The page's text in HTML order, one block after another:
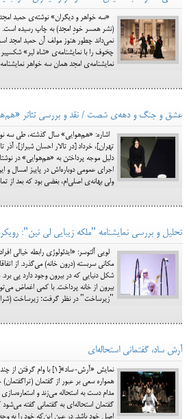
(نشر همسر خودِ امجد) به چاپ رسیده است.
نمی‌داند چطور هنوز مولف آن حمید امجد
چخوف را با نمایشنامه‌ی «شاه لیر»
نمایشنامه‌ی امجد همان سه خواهر
عشق و جنگ و دهه‌ی شصت / نقد و بررسی تئاتر
اشاره: «هم‌هوایی» سال گذشته، طی سه
تهران]، خرداد [در تالار احسان شیراز]،
دلیل موجه پرداختن به «هم‌هوایی» در
ولی بهانه‌ی اصلی‌ام، بغضی بود که بعد از
تحلیل و بررسی نمایشنامه "ملکه زیبایی لی نین":
لویی آلتوسر: «ایدئولوژی رابطه خیالی
مکانی سربسته (درون خانه) می‌گذرد. از
شکل دنیایی که در بیرون وجود دارد پی برد.
بیرون از خانه پرداخت. با کمی اغماض
"زیرساخت" در نظر گرفت؛ زیرساخت
آرش ساد، گفتمانی استحاله‌ای
نمایش «آرش-ساد»[1] با
همواره سعی بر عبور از گفتمان
مدام دست به استحاله می‌زند و
گفتمان استحاله‌ای به گفتمانی گفته می‌شود
اصل خود باشد. در عین این‌که خود را به